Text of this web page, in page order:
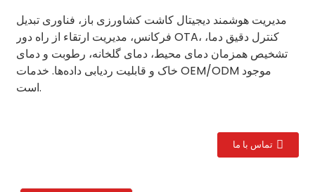
مدیریت هوشمند دیجیتال کاشت کشاورزی باز، فناوری تبدیل
فرکانس، مدیریت ارتقاء از راه دور OTA، کنترل دقیق دما،
تشخیص همزمان دمای محیط، دمای گلخانه، رطوبت و دمای
خاک و قابلیت ردیابی داده‌ها. خدمات OEM/ODM موجود
است.
تماس با ما